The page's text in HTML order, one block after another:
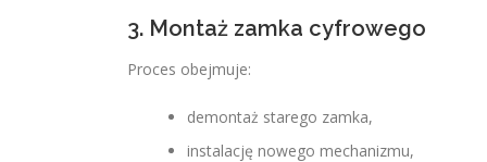
3. Montaż zamka cyfrowego
Proces obejmuje:
demontaż starego zamka,
instalację nowego mechanizmu,